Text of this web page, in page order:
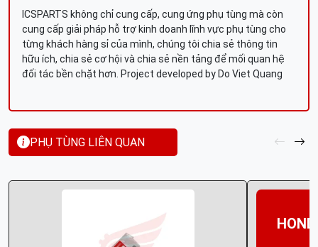
ICSPARTS không chỉ cung cấp, cung ứng phụ tùng mà còn
cung cấp giải pháp hỗ trợ kinh doanh lĩnh vực phụ tùng cho
từng khách hàng sỉ của mình, chúng tôi chia sẻ thông tin
hữu ích, chia sẻ cơ hội và chia sẻ nền tảng để mối quan hệ
đối tác bền chặt hơn. Project developed by Do Viet Quang
PHỤ TÙNG LIÊN QUAN